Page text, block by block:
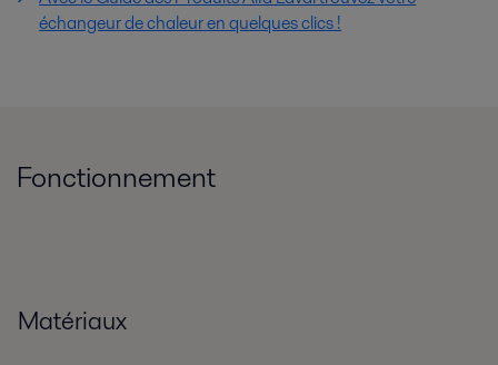
échangeur de chaleur en quelques clics !
Fonctionnement
Matériaux